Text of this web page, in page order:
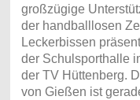
großzügige
der handballlosen
Leckerbissen
der Schulsporthalle
der TV Hüttenberg.
von Gießen ist